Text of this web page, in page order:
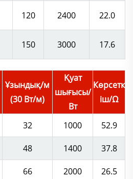
120 2400
22.0
150 3000 17.6
Ұзындық/м
(30 Вт/м)
Қуат
шығысы/
Вт
Көрсетк
іш/Ω
32 1000
52.9
48 1400
37.8
66 2000
26.5